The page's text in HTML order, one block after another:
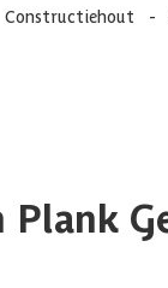
Constructiehout -
Plank